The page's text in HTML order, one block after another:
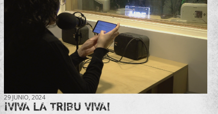
29 JUNIO, 2024
¡VIVA LA TRIBU VIVA!